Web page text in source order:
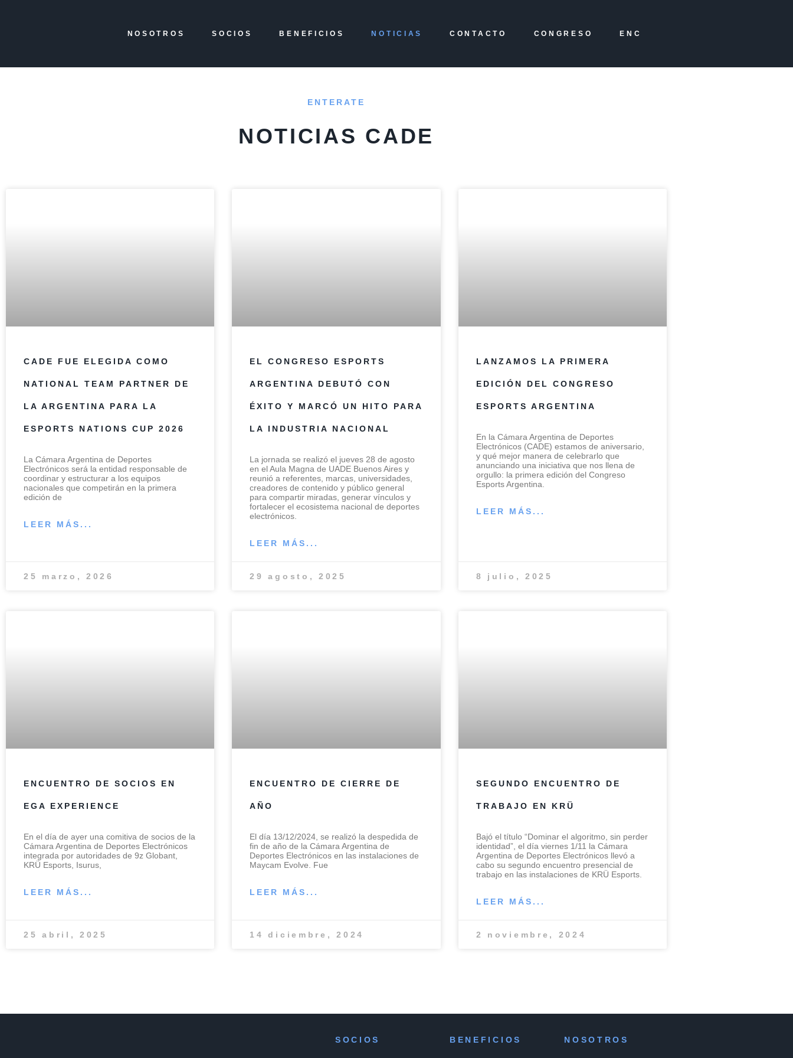
NOSOTROS SOCIOS BENEFICIOS NOTICIAS CONTACTO CONGRESO ENC
ENTERATE
NOTICIAS CADE
CADE FUE ELEGIDA COMO
NATIONAL TEAM PARTNER DE
LA ARGENTINA PARA LA
ESPORTS NATIONS CUP 2026
La Cámara Argentina de Deportes
Electrónicos será la entidad responsable de
coordinar y estructurar a los equipos
nacionales que competirán en la primera
edición de
LEER MÁS...
25 marzo, 2026
EL CONGRESO ESPORTS
ARGENTINA DEBUTÓ CON
ÉXITO Y MARCÓ UN HITO PARA
LA INDUSTRIA NACIONAL
La jornada se realizó el jueves 28 de agosto
en el Aula Magna de UADE Buenos Aires y
reunió a referentes, marcas, universidades,
creadores de contenido y público general
para compartir miradas, generar vínculos y
fortalecer el ecosistema nacional de deportes
electrónicos.
LEER MÁS...
29 agosto, 2025
LANZAMOS LA PRIMERA
EDICIÓN DEL CONGRESO
ESPORTS ARGENTINA
En la Cámara Argentina de Deportes
Electrónicos (CADE) estamos de aniversario,
y qué mejor manera de celebrarlo que
anunciando una iniciativa que nos llena de
orgullo: la primera edición del Congreso
Esports Argentina.
LEER MÁS...
8 julio, 2025
ENCUENTRO DE SOCIOS EN
EGA EXPERIENCE
En el día de ayer una comitiva de socios de la
Cámara Argentina de Deportes Electrónicos
integrada por autoridades de 9z Globant,
KRÜ Esports, Isurus,
LEER MÁS...
25 abril, 2025
ENCUENTRO DE CIERRE DE
AÑO
El día 13/12/2024, se realizó la despedida de
fin de año de la Cámara Argentina de
Deportes Electrónicos en las instalaciones de
Maycam Evolve. Fue
LEER MÁS...
14 diciembre, 2024
SEGUNDO ENCUENTRO DE
TRABAJO EN KRÜ
Bajó el título “Dominar el algoritmo, sin perder
identidad”, el día viernes 1/11 la Cámara
Argentina de Deportes Electrónicos llevó a
cabo su segundo encuentro presencial de
trabajo en las instalaciones de KRÜ Esports.
LEER MÁS...
2 noviembre, 2024
SOCIOS BENEFICIOS NOSOTROS